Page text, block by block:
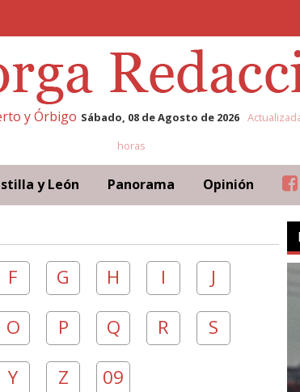
y Órbigo Sábado, 08 de Agosto de 2026
horas
y León Panorama Opinión
F G H I
J
O P Q R
S
Y Z 09